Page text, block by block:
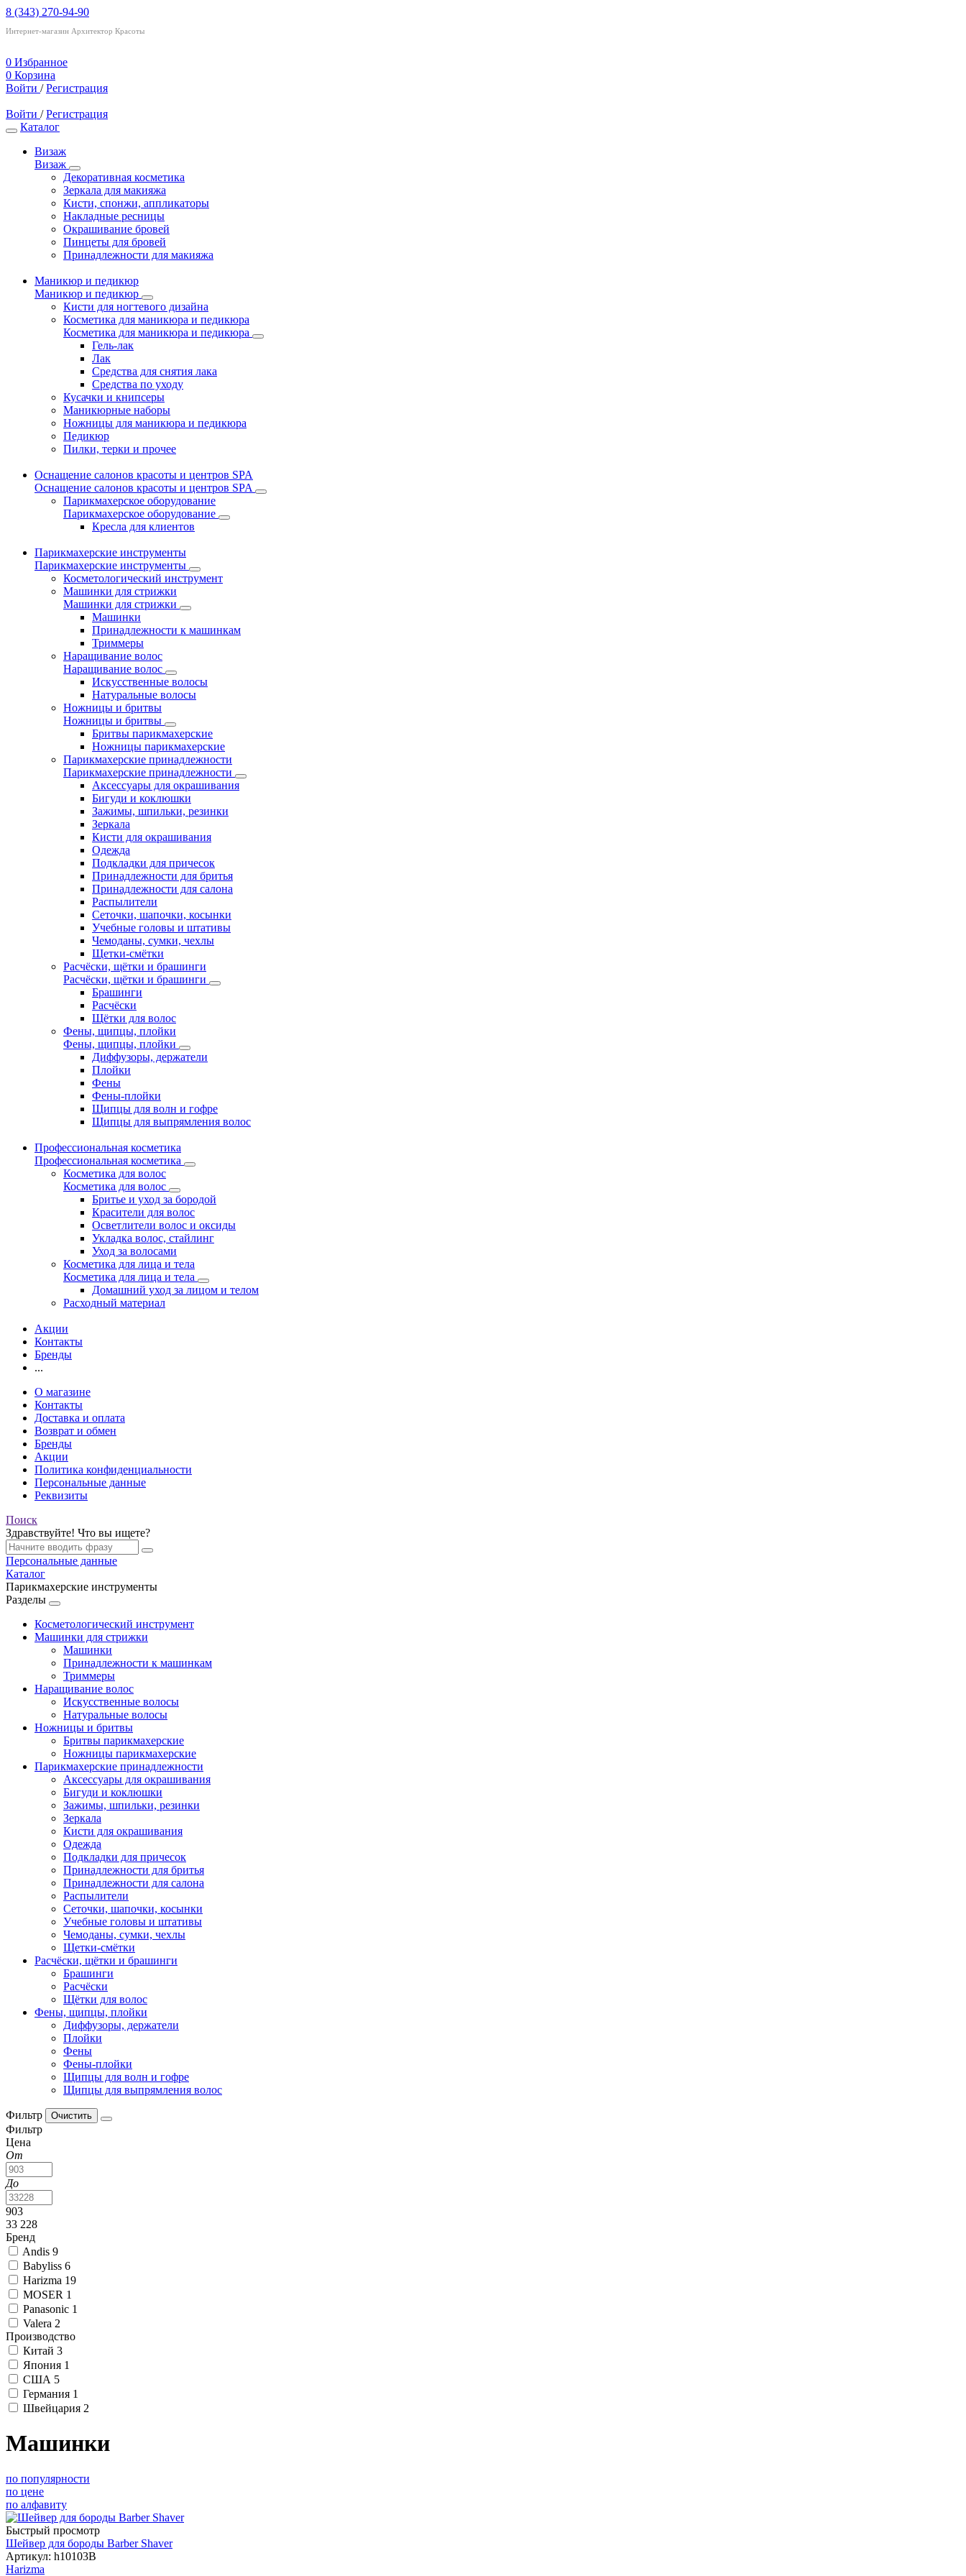
8 (343) 270-94-90
Интернет-магазин Архитектор Красоты
0 Избранное
0 Корзина
Войти / Регистрация
Войти / Регистрация
Каталог
Визаж
Визаж
Декоративная косметика
Зеркала для макияжа
Кисти, спонжи, аппликаторы
Накладные ресницы
Окрашивание бровей
Пинцеты для бровей
Принадлежности для макияжа
Маникюр и педикюр
Маникюр и педикюр
Кисти для ногтевого дизайна
Косметика для маникюра и педикюра
Косметика для маникюра и педикюра
Гель-лак
Лак
Средства для снятия лака
Средства по уходу
Кусачки и книпсеры
Маникюрные наборы
Ножницы для маникюра и педикюра
Педикюр
Пилки, терки и прочее
Оснащение салонов красоты и центров SPA
Оснащение салонов красоты и центров SPA
Парикмахерское оборудование
Парикмахерское оборудование
Кресла для клиентов
Парикмахерские инструменты
Парикмахерские инструменты
Косметологический инструмент
Машинки для стрижки
Машинки для стрижки
Машинки
Принадлежности к машинкам
Триммеры
Наращивание волос
Наращивание волос
Искусственные волосы
Натуральные волосы
Ножницы и бритвы
Ножницы и бритвы
Бритвы парикмахерские
Ножницы парикмахерские
Парикмахерские принадлежности
Парикмахерские принадлежности
Аксессуары для окрашивания
Бигуди и коклюшки
Зажимы, шпильки, резинки
Зеркала
Кисти для окрашивания
Одежда
Подкладки для причесок
Принадлежности для бритья
Принадлежности для салона
Распылители
Сеточки, шапочки, косынки
Учебные головы и штативы
Чемоданы, сумки, чехлы
Щетки-смётки
Расчёски, щётки и брашинги
Расчёски, щётки и брашинги
Брашинги
Расчёски
Щётки для волос
Фены, щипцы, плойки
Фены, щипцы, плойки
Диффузоры, держатели
Плойки
Фены
Фены-плойки
Щипцы для волн и гофре
Щипцы для выпрямления волос
Профессиональная косметика
Профессиональная косметика
Косметика для волос
Косметика для волос
Бритье и уход за бородой
Красители для волос
Осветлители волос и оксиды
Укладка волос, стайлинг
Уход за волосами
Косметика для лица и тела
Косметика для лица и тела
Домашний уход за лицом и телом
Расходный материал
Акции
Контакты
Бренды
...
О магазине
Контакты
Доставка и оплата
Возврат и обмен
Бренды
Акции
Политика конфиденциальности
Персональные данные
Реквизиты
Поиск
Здравствуйте! Что вы ищете?
Персональные данные
Каталог
Парикмахерские инструменты
Разделы
Косметологический инструмент
Машинки для стрижки
Машинки
Принадлежности к машинкам
Триммеры
Наращивание волос
Искусственные волосы
Натуральные волосы
Ножницы и бритвы
Бритвы парикмахерские
Ножницы парикмахерские
Парикмахерские принадлежности
Аксессуары для окрашивания
Бигуди и коклюшки
Зажимы, шпильки, резинки
Зеркала
Кисти для окрашивания
Одежда
Подкладки для причесок
Принадлежности для бритья
Принадлежности для салона
Распылители
Сеточки, шапочки, косынки
Учебные головы и штативы
Чемоданы, сумки, чехлы
Щетки-смётки
Расчёски, щётки и брашинги
Брашинги
Расчёски
Щётки для волос
Фены, щипцы, плойки
Диффузоры, держатели
Плойки
Фены
Фены-плойки
Щипцы для волн и гофре
Щипцы для выпрямления волос
Фильтр
Фильтр
Цена
От
До
903
33 228
Бренд
Andis 9
Babyliss 6
Harizma 19
MOSER 1
Panasonic 1
Valera 2
Производство
Китай 3
Япония 1
США 5
Германия 1
Швейцария 2
Машинки
по популярности
по цене
по алфавиту
Быстрый просмотр
Шейвер для бороды Barber Shaver
Артикул: h10103B
Harizma